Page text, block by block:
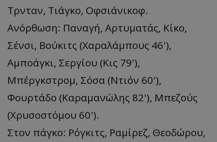
Τρνταν, Τιάγκο, Οφσιάνικοφ.
Ανόρθωση: Παναγή, Αρτυματάς, Κίκο,
Σένσι, Βούκιτς (Χαραλάμπους 46'),
Αμποάγκι, Σεργίου (Κις 79'),
Μπέργκστρομ, Σόσα (Ντιόν 60'),
Φουρτάδο (Καραμανώλης 82'), Μπεζούς
(Χρυσοστόμου 60').
Στον πάγκο: Ρόγκιτς, Ραμίρεζ, Θεοδώρου,